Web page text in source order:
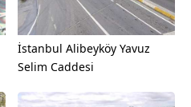
İstanbul Alibeyköy Yavuz
Selim Caddesi